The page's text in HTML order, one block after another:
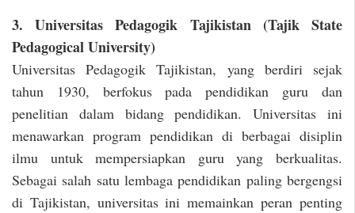
3. Universitas Pedagogik Tajikistan (Tajik State
Pedagogical University)
Universitas Pedagogik Tajikistan, yang berdiri sejak
tahun 1930, berfokus pada pendidikan guru dan
penelitian dalam bidang pendidikan. Universitas ini
menawarkan program pendidikan di berbagai disiplin
ilmu untuk mempersiapkan guru yang berkualitas.
Sebagai salah satu lembaga pendidikan paling bergengsi
di Tajikistan, universitas ini memainkan peran penting